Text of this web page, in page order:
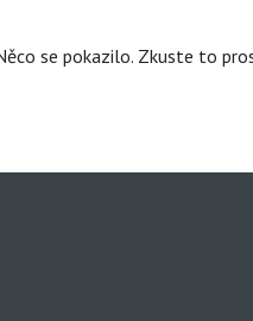
se pokazilo. Zkuste to